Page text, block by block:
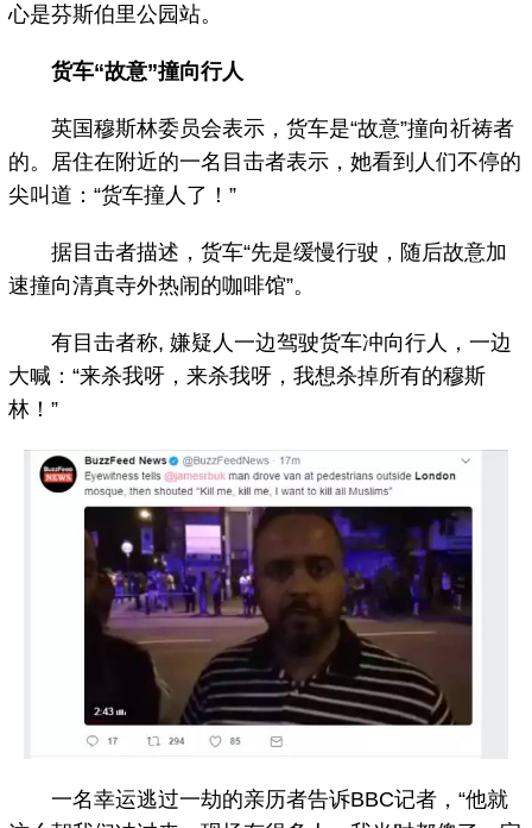
心是芬斯伯里公园站。
货车“故意”撞向行人
英国穆斯林委员会表示，货车是“故意”撞向祈祷者
的。居住在附近的一名目击者表示，她看到人们不停的
尖叫道：“货车撞人了！”
据目击者描述，货车“先是缓慢行驶，随后故意加
速撞向清真寺外热闹的咖啡馆”。
有目击者称, 嫌疑人一边驾驶货车冲向行人，一边
大喊：“来杀我呀，来杀我呀，我想杀掉所有的穆斯
林！”
一名幸运逃过一劫的亲历者告诉BBC记者，“他就